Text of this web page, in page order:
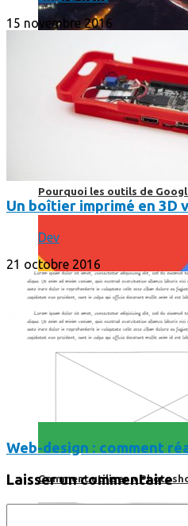
Pourquoi les outils de
Comment utiliser «
15 novembre 2016
Un boîtier imprimé en
Dev
21 octobre 2016
Web-design : comment
Laisser un commentaire